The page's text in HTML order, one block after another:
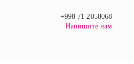
+998 71 2058068
Напишите нам